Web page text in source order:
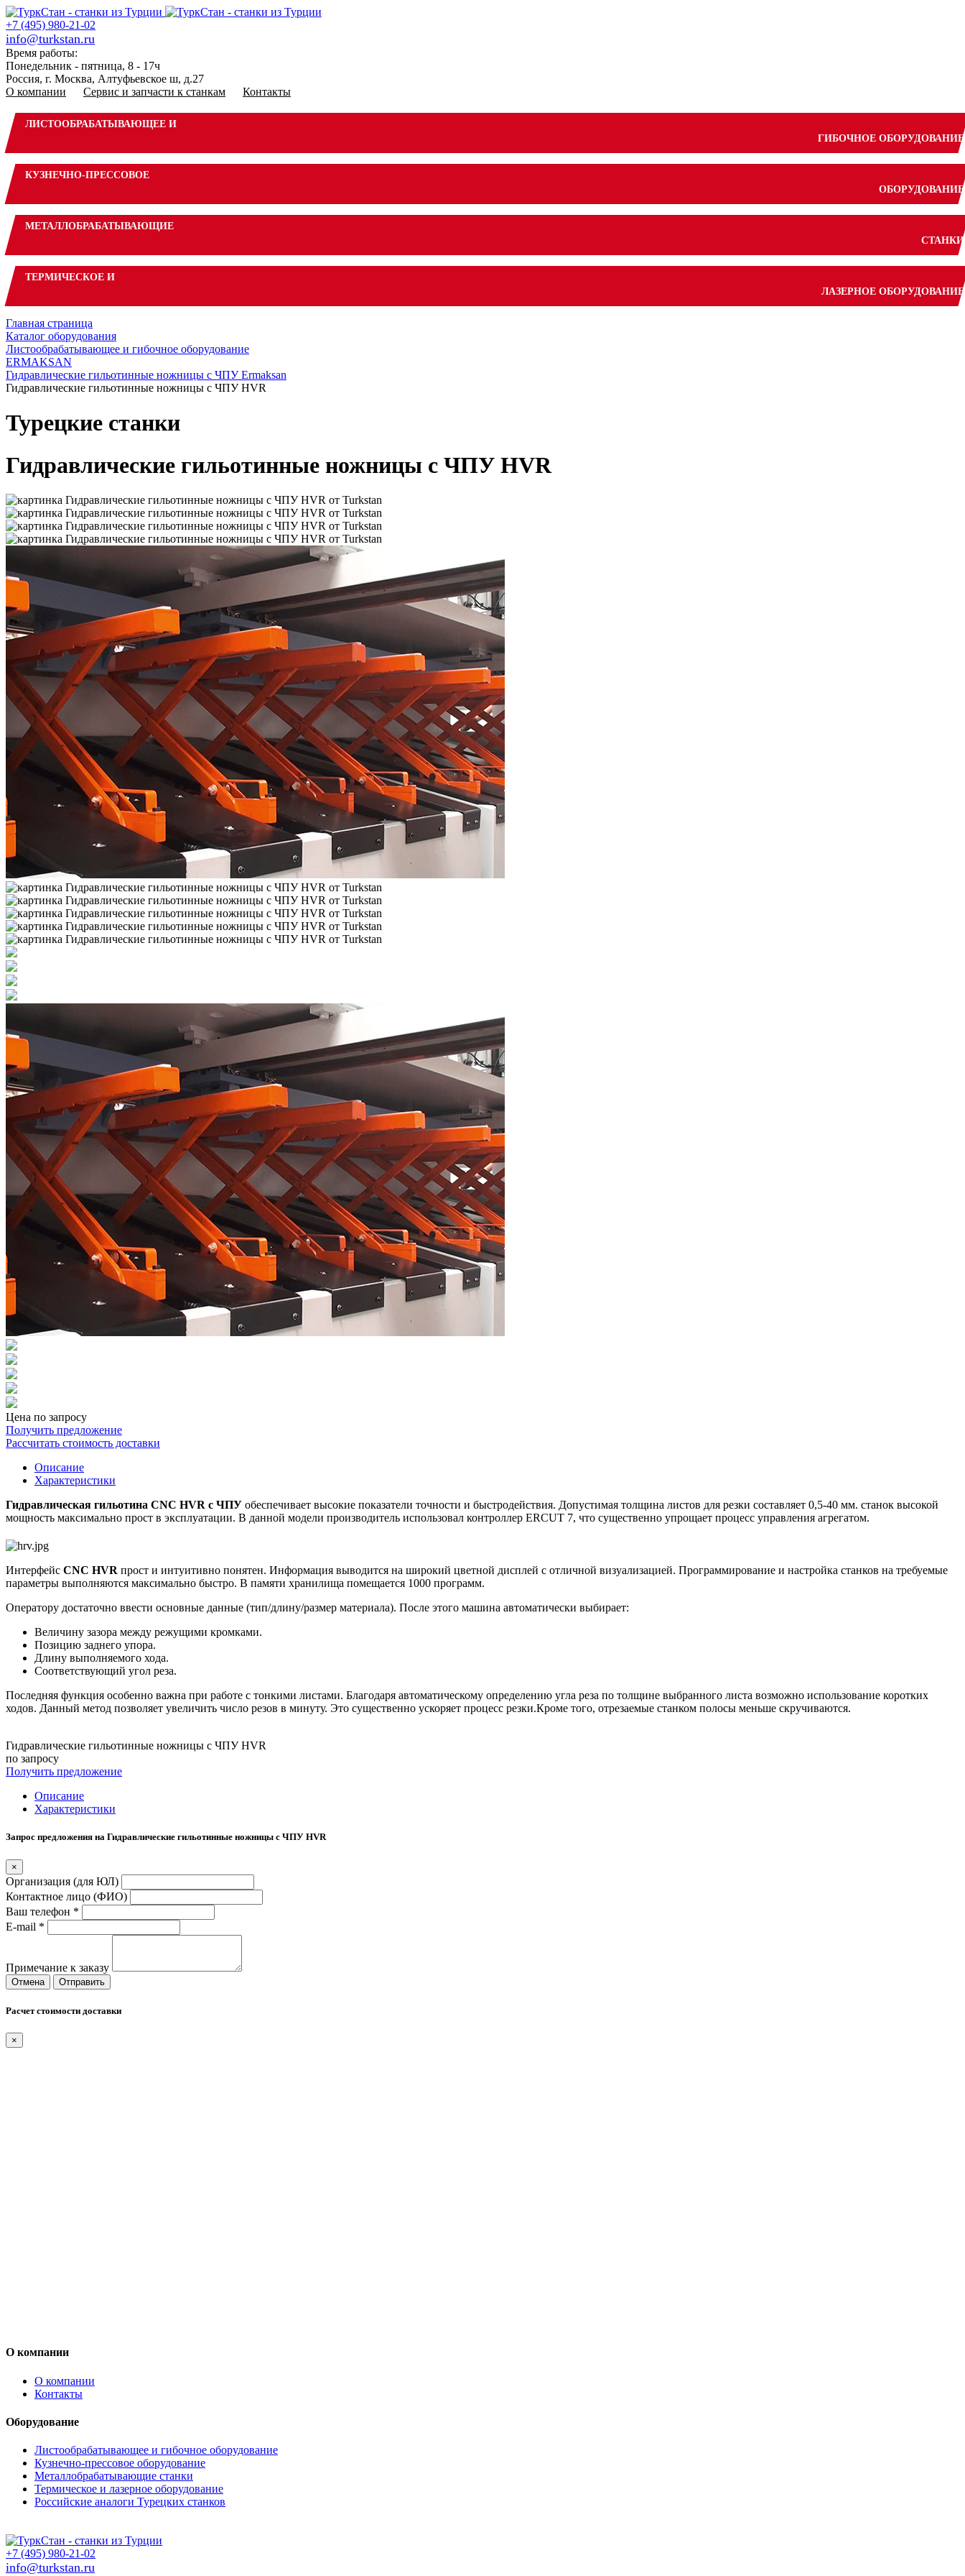
+7 (495) 980-21-02
info@turkstan.ru
Время работы:
Понедельник - пятница, 8 - 17ч
Россия, г. Москва, Алтуфьевское ш, д.27
О компании
Сервис и запчасти к станкам Контакты
ЛИСТООБРАБАТЫВАЮЩЕЕ И
ГИБОЧНОЕ ОБОРУДОВАНИЕ
КУЗНЕЧНО-ПРЕССОВОЕ
ОБОРУДОВАНИЕ
МЕТАЛЛОБРАБАТЫВАЮЩИЕ
СТАНКИ
ТЕРМИЧЕСКОЕ И
ЛАЗЕРНОЕ ОБОРУДОВАНИЕ
Главная страница
Каталог оборудования
Листообрабатывающее и гибочное оборудование
ERMAKSAN
Гидравлические гильотинные ножницы с ЧПУ Ermaksan
Гидравлические гильотинные ножницы с ЧПУ HVR
Турецкие станки
Гидравлические гильотинные ножницы с ЧПУ HVR
Цена по запросу
Получить предложение
Рассчитать стоимость доставки
Описание
Характеристики
Гидравлическая гильотина CNC HVR с ЧПУ обеспечивает высокие показатели точности и быстродействия. Допустимая толщина листов для резки составляет 0,5-40 мм. станок высокой
мощность максимально прост в эксплуатации. В данной модели производитель использовал контроллер ERCUT 7, что существенно упрощает процесс управления агрегатом.
Интерфейс CNC HVR прост и интуитивно понятен. Информация выводится на широкий цветной дисплей с отличной визуализацией. Программирование и настройка станков на требуемые
параметры выполняются максимально быстро. В памяти хранилища помещается 1000 программ.
Оператору достаточно ввести основные данные (тип/длину/размер материала). После этого машина автоматически выбирает:
Величину зазора между режущими кромками.
Позицию заднего упора.
Длину выполняемого хода.
Соответствующий угол реза.
Последняя функция особенно важна при работе с тонкими листами. Благодаря автоматическому определению угла реза по толщине выбранного листа возможно использование коротких
ходов. Данный метод позволяет увеличить число резов в минуту. Это существенно ускоряет процесс резки.Кроме того, отрезаемые станком полосы меньше скручиваются.
Гидравлические гильотинные ножницы с ЧПУ HVR
по запросу
Получить предложение
Описание
Характеристики
Запрос предложения на Гидравлические гильотинные ножницы с ЧПУ HVR
×
Организация (для ЮЛ)
Контактное лицо (ФИО)
Ваш телефон *
E-mail *
Примечание к заказу
Отмена Отправить
Расчет стоимости доставки
×
О компании
О компании
Контакты
Оборудование
Листообрабатывающее и гибочное оборудование
Кузнечно-прессовое оборудование
Металлобрабатывающие станки
Термическое и лазерное оборудование
Российские аналоги Турецких станков
+7 (495) 980-21-02
info@turkstan.ru